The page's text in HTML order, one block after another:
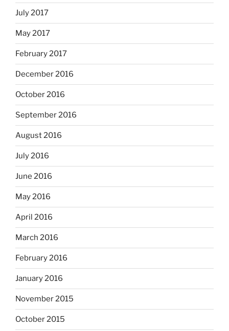
July 2017
May 2017
February 2017
December 2016
October 2016
September 2016
August 2016
July 2016
June 2016
May 2016
April 2016
March 2016
February 2016
January 2016
November 2015
October 2015